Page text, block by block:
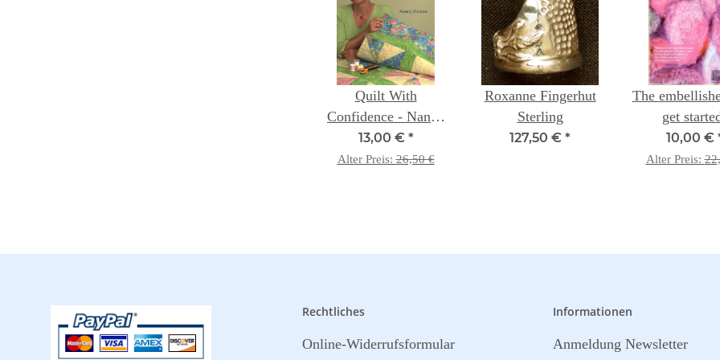
Quilt With
Confidence - Nancy
Zieman
13,00 € *
Alter Preis:26,50 €
Roxanne Fingerhut
Sterling
127,50 € *
The
get
Techniques
10,00 €
Alter Preis:
Rechtliches
Online-Widerrufsformular
Informationen
Anmeldung Newsletter